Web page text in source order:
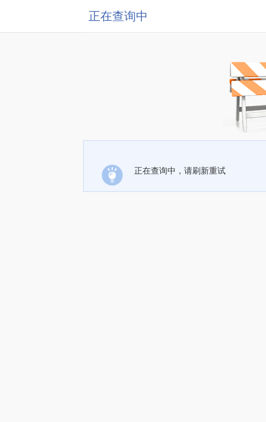
正在查询中
正在查询中，请刷新重试